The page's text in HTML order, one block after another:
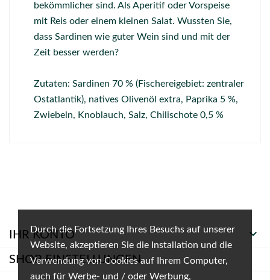
Durch die Fortsetzung Ihres Besuchs auf unserer
Website, akzeptieren Sie die Installation und die
Verwendung von Cookies auf Ihrem Computer,
auch für Werbe- und / oder Werbung,
bekömmlicher sind. Als Aperitif oder Vorspeise
mit Reis oder einem kleinen Salat. Wussten Sie,
dass Sardinen wie guter Wein sind und mit der
Zeit besser werden?
Zutaten: Sardinen 70 % (Fischereigebiet: zentraler
Ostatlantik), natives Olivenöl extra, Paprika 5 %,
Zwiebeln, Knoblauch, Salz, Chilischote 0,5 %
IHR KONTO 
SHOP-EINSTELLUNGEN